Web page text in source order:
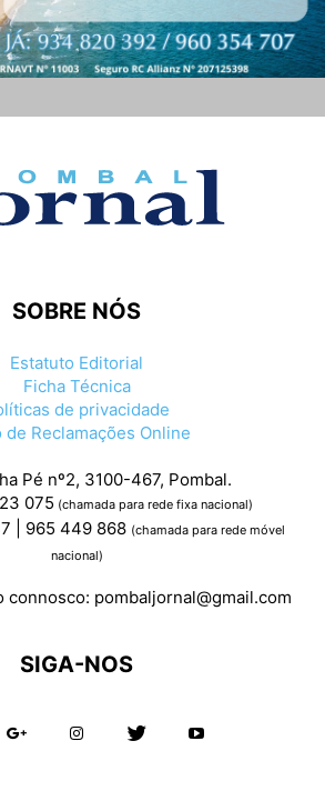
SOBRE NÓS
Estatuto Editorial
Ficha Técnica
de privacidade
de Reclamações Online
Pé nº2, 3100-467, Pombal.
075 (chamada para rede fixa nacional)
| 965 449 868 (chamada para rede móvel
nacional)
connosco: pombaljornal@gmail.com
SIGA-NOS